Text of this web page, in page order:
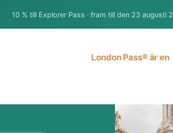
· 10 % till Explorer Pass · fram till den 23 augusti
London Pass® är en